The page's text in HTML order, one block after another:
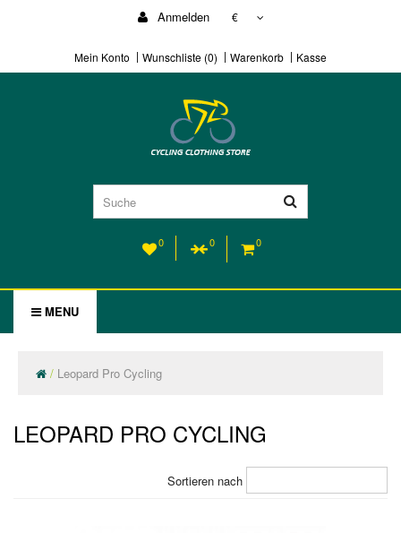
Anmelden €
Mein Konto Wunschliste (0) Warenkorb Kasse
0 0 0
MENU
Leopard Pro Cycling
LEOPARD PRO CYCLING
Sortieren nach